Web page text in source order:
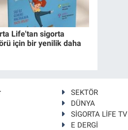
Life'tan sigorta
için bir yenilik daha
SEKTÖR
DÜNYA
SİGORTA LİFE TV
E DERGİ